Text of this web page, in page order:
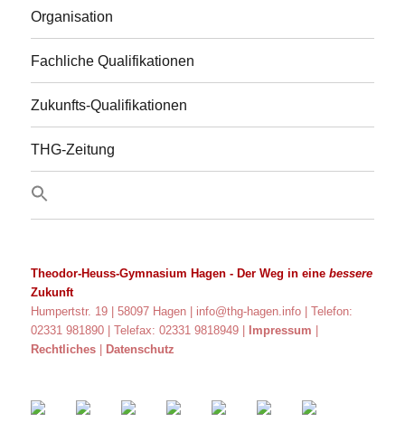
Organisation
Fachliche Qualifikationen
Zukunfts-Qualifikationen
THG-Zeitung
Theodor-Heuss-Gymnasium Hagen - Der Weg in einebessere
Zukunft
Humpertstr. 19 | 58097 Hagen | info@thg-hagen.info
| Telefon:
02331 981890 | Telefax: 02331 9818949 |
Impressum
Rechtliches
Datenschutz